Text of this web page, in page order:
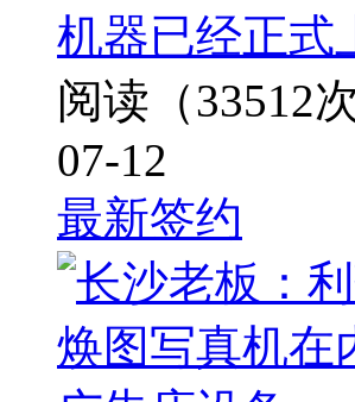
机器已经正式
阅读（33512次
07-12
最新签约